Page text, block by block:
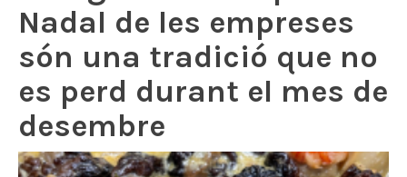
Nadal de les empreses
són una tradició que no
es perd durant el mes de
desembre